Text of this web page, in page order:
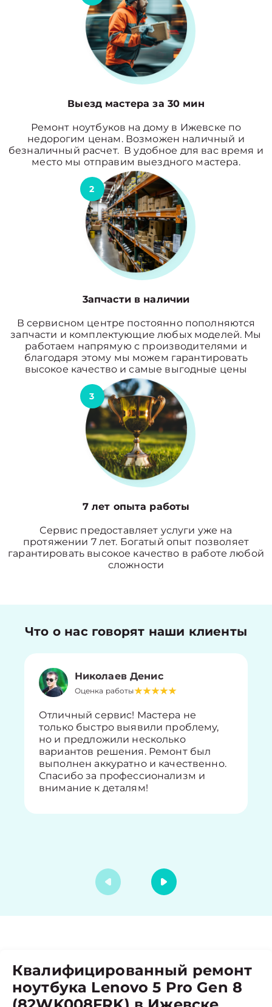
Выезд мастера за 30 мин
Ремонт ноутбуков на дому в Ижевске по
недорогим ценам. Возможен наличный и
безналичный расчет. В удобное для вас время и
место мы отправим выездного мастера.
2
3апчасти в наличии
В сервисном центре постоянно пополняются
запчасти и комплектующие любых моделей. Мы
работаем напрямую с производителями и
благодаря этому мы можем гарантировать
высокое качество и самые выгодные цены
3
7 лет опыта работы
Сервис предоставляет услуги уже на
протяжении 7 лет. Богатый опыт позволяет
гарантировать высокое качество в работе любой
сложности
Что о нас говорят наши клиенты
Николаев Денис
Оценка работы
Отличный сервис! Мастера не
только быстро выявили проблему,
но и предложили несколько
вариантов решения. Ремонт был
выполнен аккуратно и качественно.
Спасибо за профессионализм и
внимание к деталям!
Квалифицированный ремонт
ноутбука Lenovo 5 Pro Gen 8